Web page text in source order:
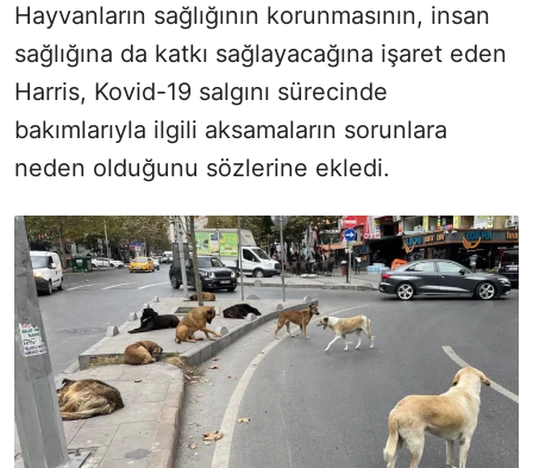
Hayvanların sağlığının korunmasının, insan
sağlığına da katkı sağlayacağına işaret eden
Harris, Kovid-19 salgını sürecinde
bakımlarıyla ilgili aksamaların sorunlara
neden olduğunu sözlerine ekledi.